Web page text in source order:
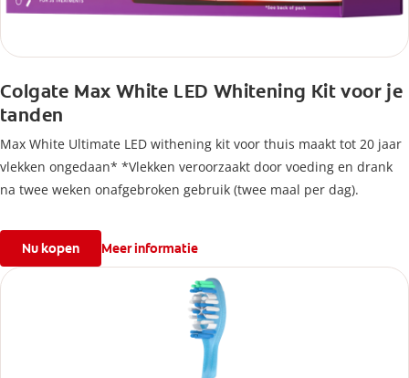
Colgate Max White LED Whitening Kit voor je
tanden
Max White Ultimate LED withening kit voor thuis maakt tot 20 jaar
vlekken ongedaan* *Vlekken veroorzaakt door voeding en drank
na twee weken onafgebroken gebruik (twee maal per dag).
Nu kopen Meer informatie